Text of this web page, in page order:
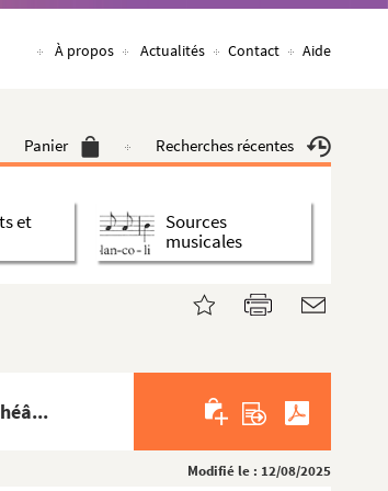
À propos Actualités Contact Aide
Panier Recherches récentes
et
Sources
musicales
Modifié le : 12/08/2025